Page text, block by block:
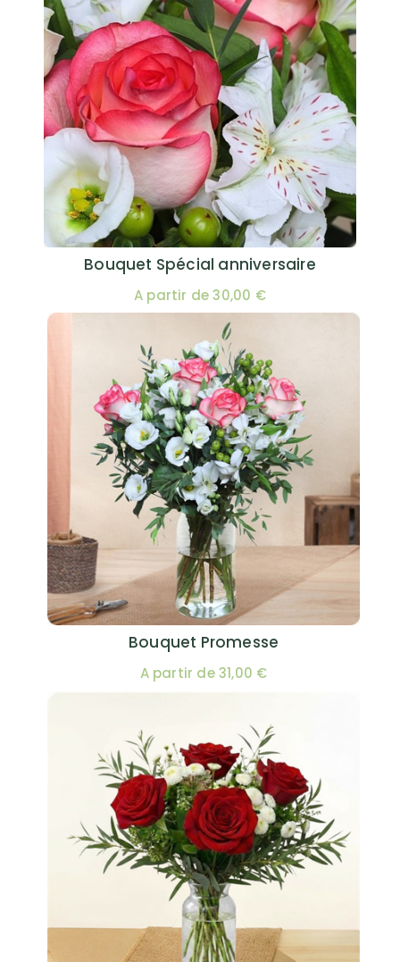
Bouquet Spécial anniversaire
A partir de 30,00 €
Bouquet Promesse
A partir de 31,00 €